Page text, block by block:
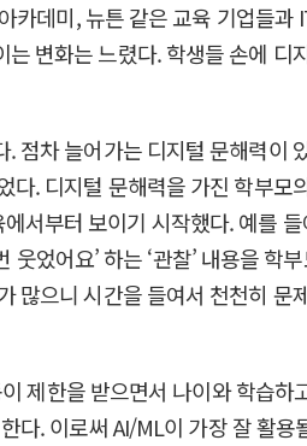
카데미, 뉴튼 같은 교육 기업
변화는 느렸다. 학생들 손에
점차 늘어가는 디지털 문해력
. 디지털 문해력을 가진 학부
부터 보이기 시작했다. 예를
었어요’ 하는 ‘관찰’ 내용을
으니 시간을 들여서 천천히 문
제한을 받으면서 나이와 학습
다. 이로써 AI/ML이 가장 잘 활